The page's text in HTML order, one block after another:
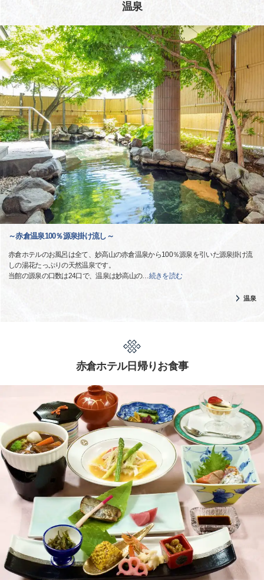
温泉
～赤倉温泉100％源泉掛け流し～
赤倉ホテルのお風呂は全て、妙高山の赤倉温泉から100％源泉を引いた源泉掛け流
しの湯花たっぷりの天然温泉です。
当館の源泉の口数は24口で、温泉は妙高山の…続きを読む
温泉
赤倉ホテル日帰りお食事